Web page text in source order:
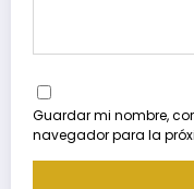
Guardar mi nombre,
navegador para la